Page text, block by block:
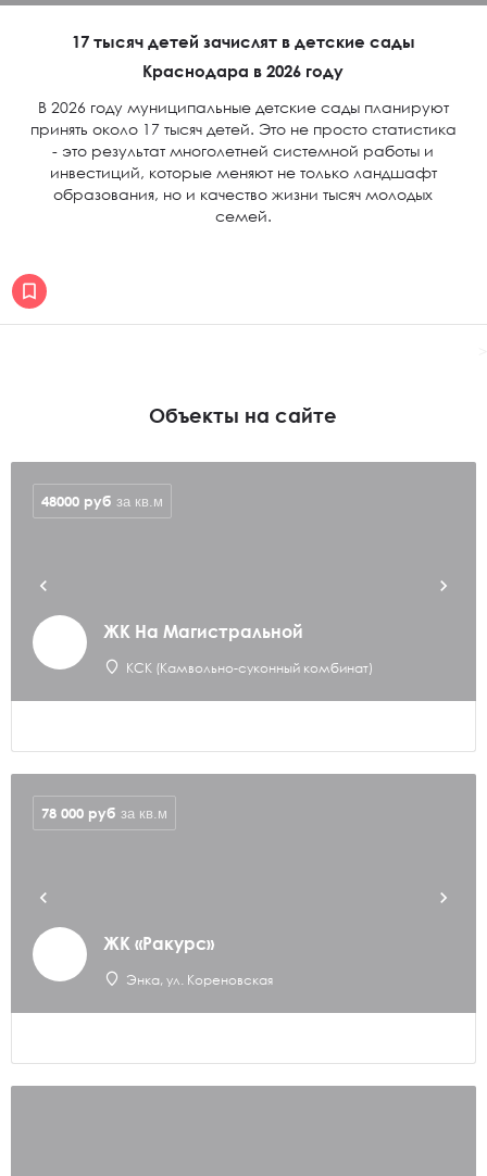
17 тысяч детей зачислят в детские сады
Краснодара в 2026 году
В 2026 году муниципальные детские сады планируют
принять около 17 тысяч детей. Это не просто статистика
- это результат многолетней системной работы и
инвестиций, которые меняют не только ландшафт
образования, но и качество жизни тысяч молодых
семей.
Объекты на сайте
ЖК На Магистральной
КСК (Камвольно-суконный комбинат)
48000 руб за кв.м
ЖК «Ракурс»
Энка, ул. Кореновская
78 000 руб за кв.м